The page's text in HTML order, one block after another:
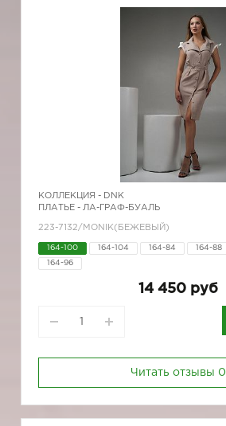
КОЛЛЕКЦИЯ - DNK
ПЛАТЬЕ - ЛА-ГРАФ-БУАЛЬ
223-7132/MONIK(БЕЖЕВЫЙ)
164-100 164-104 164-84 164-88
164-96
14 450 руб
Читать отзывы 0